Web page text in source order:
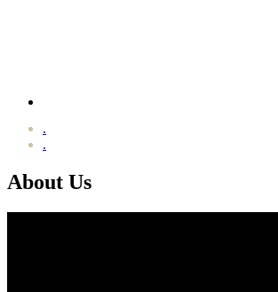
.
.
About Us